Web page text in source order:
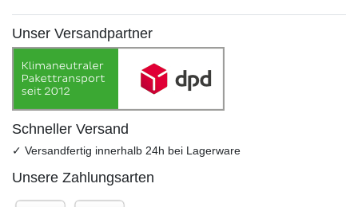
Unser Versandpartner
Schneller Versand
✓ Versandfertig innerhalb 24h bei Lagerware
Unsere Zahlungsarten